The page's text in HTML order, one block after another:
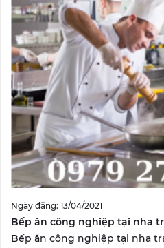
Ngày đăng: 13/04/2021
Bếp ăn công nghiệp tại nha
Bếp ăn công nghiệp tại nha